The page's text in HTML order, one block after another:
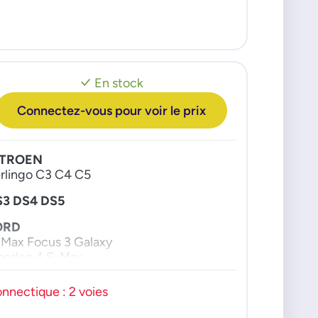
: 16c TDI
En stock
Connectez-vous pour voir le prix
C3 C4 C5
DS4 DS5
Focus 3 Galaxy
4 S-Max
: 2 voies